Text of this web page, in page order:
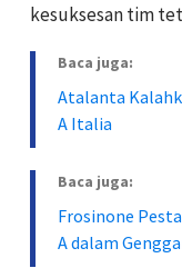
kesuksesan tim
Baca juga:
Atalanta
A Italia
Baca juga:
Frosinone
A dalam